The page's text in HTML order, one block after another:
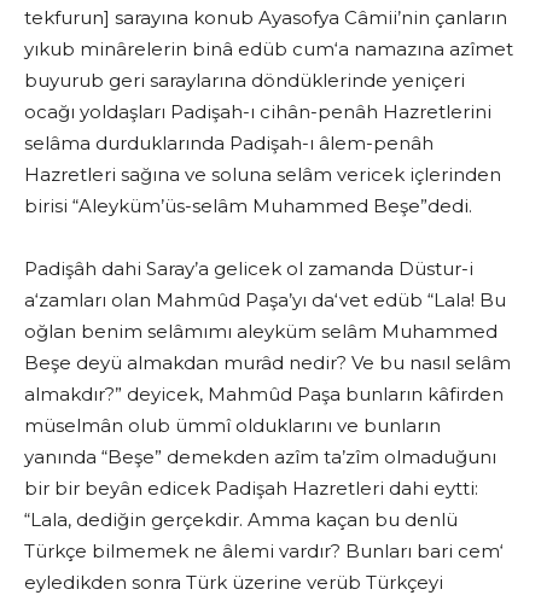
tekfurun] sarayına konub Ayasofya Câmii’nin çanların
yıkub minârelerin binâ edüb cum‘a namazına azîmet
buyurub geri saraylarına döndüklerinde yeniçeri
ocağı yoldaşları Padişah-ı cihân-penâh Hazretlerini
selâma durduklarında Padişah-ı âlem-penâh
Hazretleri sağına ve soluna selâm vericek içlerinden
birisi “Aleyküm’üs-selâm Muhammed Beşe”dedi.
Padişâh dahi Saray’a gelicek ol zamanda Düstur-i
a‘zamları olan Mahmûd Paşa’yı da‘vet edüb “Lala! Bu
oğlan benim selâmımı aleyküm selâm Muhammed
Beşe deyü almakdan murâd nedir? Ve bu nasıl selâm
almakdır?” deyicek, Mahmûd Paşa bunların kâfirden
müselmân olub ümmî olduklarını ve bunların
yanında “Beşe” demekden azîm ta’zîm olmaduğunı
bir bir beyân edicek Padişah Hazretleri dahi eytti:
“Lala, dediğin gerçekdir. Amma kaçan bu denlü
Türkçe bilmemek ne âlemi vardır? Bunları bari cem‘
eyledikden sonra Türk üzerine verüb Türkçeyi